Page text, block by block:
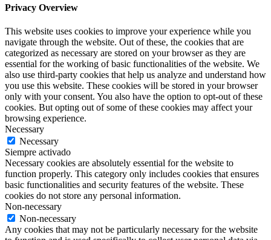
Privacy Overview
This website uses cookies to improve your experience while you
navigate through the website. Out of these, the cookies that are
categorized as necessary are stored on your browser as they are
essential for the working of basic functionalities of the website. We
also use third-party cookies that help us analyze and understand how
you use this website. These cookies will be stored in your browser
only with your consent. You also have the option to opt-out of these
cookies. But opting out of some of these cookies may affect your
browsing experience.
Necessary
Necessary
Siempre activado
Necessary cookies are absolutely essential for the website to
function properly. This category only includes cookies that ensures
basic functionalities and security features of the website. These
cookies do not store any personal information.
Non-necessary
Non-necessary
Any cookies that may not be particularly necessary for the website